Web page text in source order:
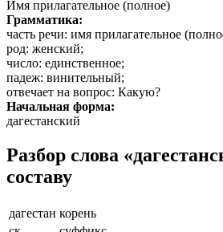
Имя прилагательное (полное)
Грамматика:
часть речи: имя прилагательное
род: женский;
число: единственное;
падеж: винительный;
отвечает на вопрос: Какую?
Начальная форма:
дагестанский
Разбор слова
составу
дагестан корень